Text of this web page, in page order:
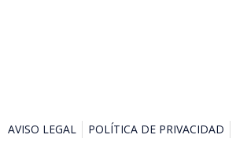
AVISO LEGAL POLÍTICA DE PRIVACIDAD